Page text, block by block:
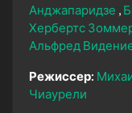
Анджапаридзе
Хербертс
Альфред
Режиссер:
Чиаурели